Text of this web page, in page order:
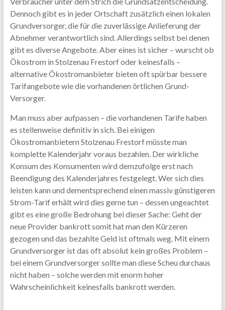
Dennoch gibt es in jeder Ortschaft zusätzlich einen lokalen
Grundversorger, die für die zuverlässige Anlieferung der
Abnehmer verantwortlich sind. Allerdings selbst bei denen
gibt es diverse Angebote. Aber eines ist sicher – wurscht ob
Ökostrom in Stolzenau Frestorf oder keinesfalls –
alternative Ökostromanbieter bieten oft spürbar bessere
Tarifangebote wie die vorhandenen örtlichen Grund-
Versorger.
Man muss aber aufpassen – die vorhandenen Tarife haben
es stellenweise definitiv in sich. Bei einigen
Ökostromanbietern Stolzenau Frestorf müsste man
komplette Kalenderjahr voraus bezahlen. Der wirkliche
Konsum des Konsumenten wird demzufolge erst nach
Beendigung des Kalenderjahres festgelegt. Wer sich dies
leisten kann und dementsprechend einen massiv günstigeren
Strom-Tarif erhält wird dies gerne tun – dessen ungeachtet
gibt es eine große Bedrohung bei dieser Sache: Geht der
neue Provider bankrott somit hat man den Kürzeren
gezogen und das bezahlte Geld ist oftmals weg. Mit einem
Grundversorger ist das oft absolut kein großes Problem –
bei einem Grundversorger sollte man diese Scheu durchaus
nicht haben – solche werden mit enorm hoher
Wahrscheinlichkeit keinesfalls bankrott werden.